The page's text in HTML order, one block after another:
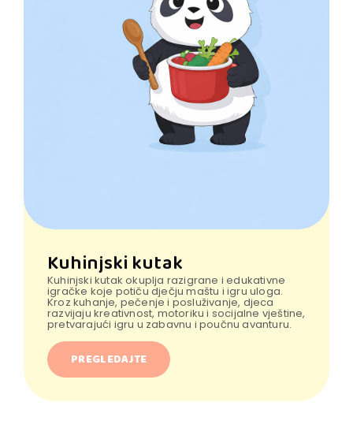
Kuhinjski kutak
Kuhinjski kutak okuplja razigrane i edukativne
igračke koje potiču dječju maštu i igru uloga.
Kroz kuhanje, pečenje i posluživanje, djeca
razvijaju kreativnost, motoriku i socijalne vještine,
pretvarajući igru u zabavnu i poučnu avanturu.
PREGLEDAJTE